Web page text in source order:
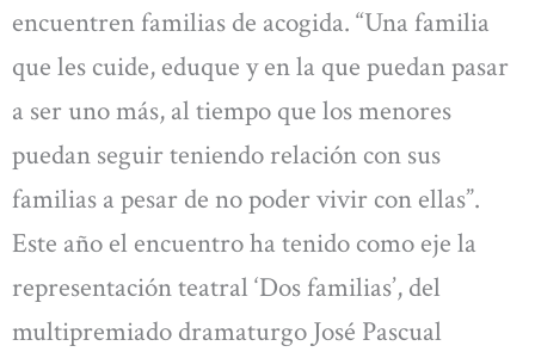
encuentren familias de acogida. “Una familia
que les cuide, eduque y en la que puedan pasar
a ser uno más, al tiempo que los menores
puedan seguir teniendo relación con sus
familias a pesar de no poder vivir con ellas”.
Este año el encuentro ha tenido como eje la
representación teatral ‘Dos familias’, del
multipremiado dramaturgo José Pascual